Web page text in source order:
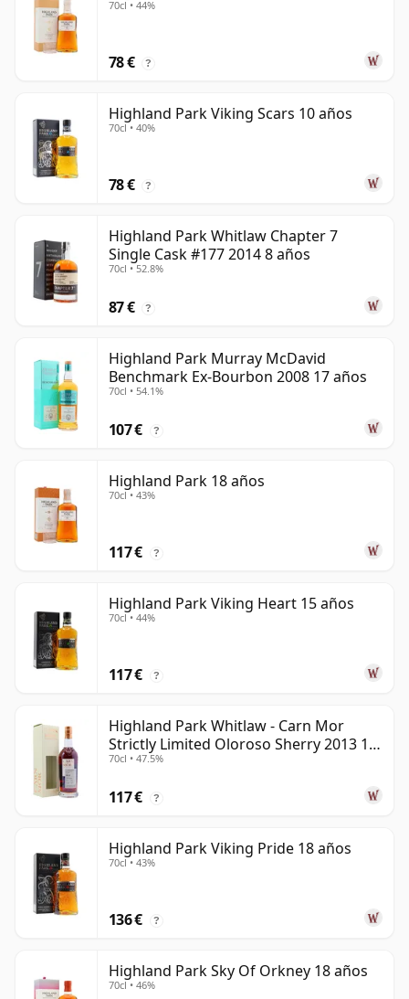
70cl • 44%
78 € ?
Highland Park Viking Scars 10 años
70cl • 40%
78 € ?
Highland Park Whitlaw Chapter 7
Single Cask #177 2014 8 años
70cl • 52.8%
87 € ?
Highland Park Murray McDavid
Benchmark Ex-Bourbon 2008 17 años
70cl • 54.1%
107 € ?
Highland Park 18 años
70cl • 43%
117 € ?
Highland Park Viking Heart 15 años
70cl • 44%
117 € ?
Highland Park Whitlaw - Carn Mor
Strictly Limited Oloroso Sherry 2013 10
años
70cl • 47.5%
117 € ?
Highland Park Viking Pride 18 años
70cl • 43%
136 € ?
Highland Park Sky Of Orkney 18 años
70cl • 46%